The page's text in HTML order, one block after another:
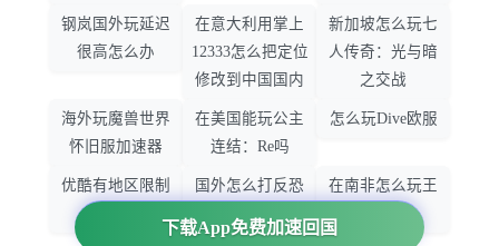
下载App免费加速回国
钢岚国外玩延迟
很高怎么办
在意大利用掌上
12333怎么把定位
修改到中国国内
新加坡怎么玩七
人传奇：光与暗
之交战
海外玩魔兽世界
怀旧服加速器
在美国能玩公主
连结：Re吗
怎么玩Dive欧服
优酷有地区限制
国外怎么打反恐
精英：全球攻势
在南非怎么玩王